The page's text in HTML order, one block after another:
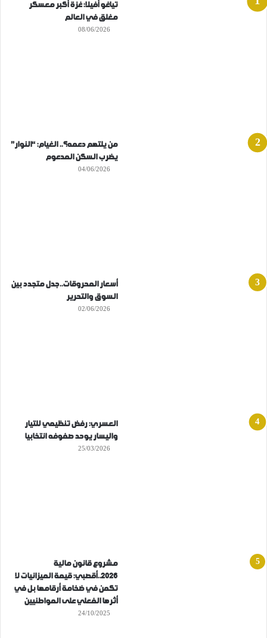
تياغو أفيلا: غزة أكبر معسكر
مغلق في العالم
08/06/2026
من يلتهم دعمه؟.. الغيام: “النوار”
يضرب السكن المدعوم
04/06/2026
أسعار المحروقات..جدل متجدد بين
السوق والتحرير
02/06/2026
العسري: رفض تنظيمي للتيار
واليسار يوحد صفوفه انتخابيا
25/03/2026
مشروع قانون مالية
2026..أقصبي: قيمة الميزانيات لا
تكمن في ضخامة أرقامها بل في
أثرها الفعلي على المواطنيين
24/10/2025